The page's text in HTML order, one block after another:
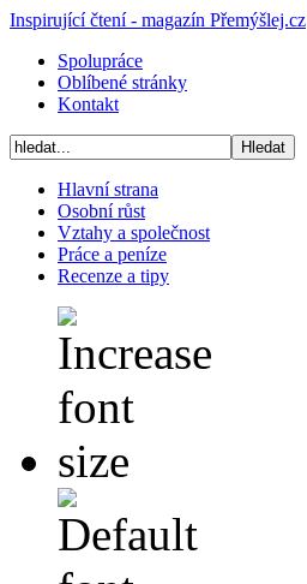
Inspirující čtení - magazín Přemýšlej.cz
Spolupráce
Oblíbené stránky
Kontakt
Hlavní strana
Osobní růst
Vztahy a společnost
Práce a peníze
Recenze a tipy